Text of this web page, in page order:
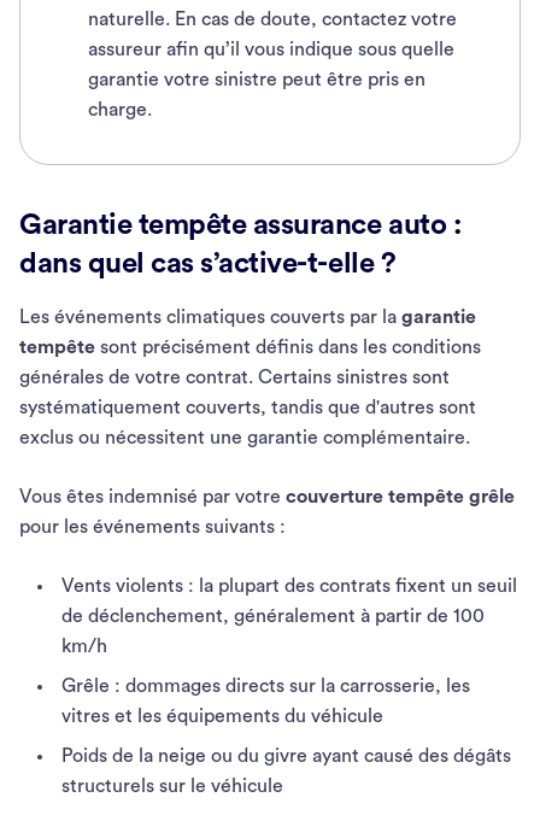
naturelle. En cas de doute, contactez votre
assureur afin qu’il vous indique sous quelle
garantie votre sinistre peut être pris en
charge.
Garantie tempête assurance auto :
dans quel cas s’active-t-elle ?
Les événements climatiques couverts par la garantie
tempête sont précisément définis dans les conditions
générales de votre contrat. Certains sinistres sont
systématiquement couverts, tandis que d'autres sont
exclus ou nécessitent une garantie complémentaire.
Vous êtes indemnisé par votre couverture tempête grêle
pour les événements suivants :
Vents violents : la plupart des contrats fixent un seuil
de déclenchement, généralement à partir de 100
km/h
Grêle : dommages directs sur la carrosserie, les
vitres et les équipements du véhicule
Poids de la neige ou du givre ayant causé des dégâts
structurels sur le véhicule